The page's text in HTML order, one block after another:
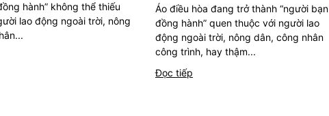
hành” không thể thiếu
lao động ngoài trời, nông
Áo điều hòa đang trở thành “người bạn
đồng hành” quen thuộc với người lao
động ngoài trời, nông dân, công nhân
công trình, hay thậm...
Đọc tiếp